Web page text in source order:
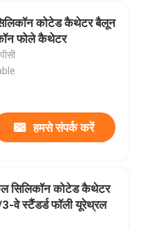
कोटेड कैथेटर बैलून
फोले कैथेटर
हमसे संपर्क करें
सिलिकॉन कोटेड कैथेटर
वे स्टैंडर्ड फॉली यूरेथ्रल